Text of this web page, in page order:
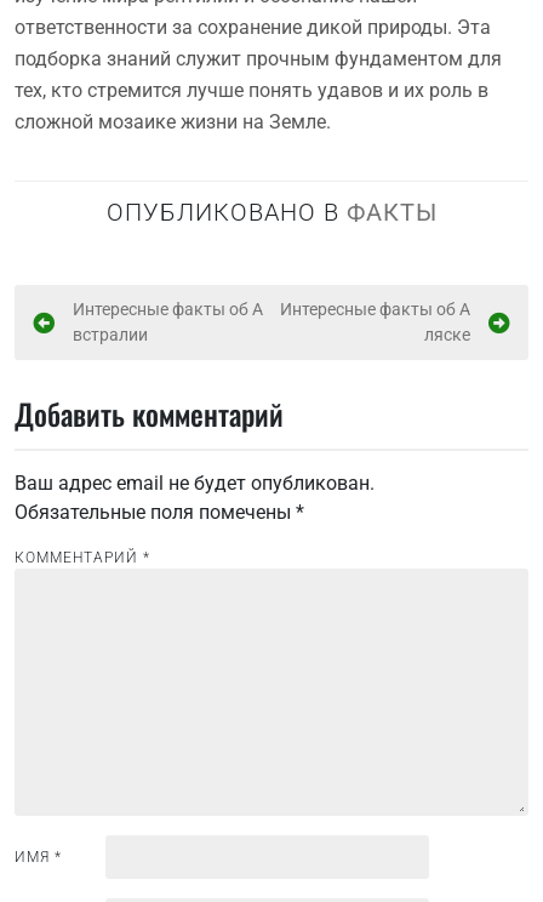
ответственности за сохранение дикой природы. Эта
подборка знаний служит прочным фундаментом для
тех, кто стремится лучше понять удавов и их роль в
сложной мозаике жизни на Земле.
ОПУБЛИКОВАНО В ФАКТЫ
Н
и
а
ц
и
с
Интересные факты об А
встралии
Интересные факты об А
ляске
Добавить комментарий
Ваш адрес email не будет опубликован.
Обязательные поля помечены *
КОММЕНТАРИЙ *
ИМЯ *